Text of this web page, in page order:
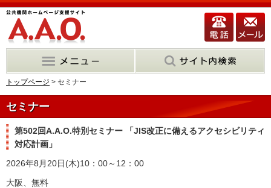
トップページ > セミナー
セミナー
第502回A.A.O.特別セミナー 「JIS改正に備えるアクセシビリティ
対応計画」
2026年8月20日(木)10：00～12：00
大阪、無料